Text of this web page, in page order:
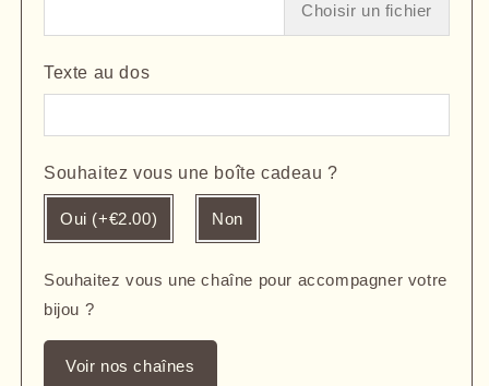
Choisir un fichier
Texte au dos
Souhaitez vous une boîte cadeau ?
Oui (+€2.00) Non
Souhaitez vous une chaîne pour accompagner votre
bijou ?
Voir nos chaînes